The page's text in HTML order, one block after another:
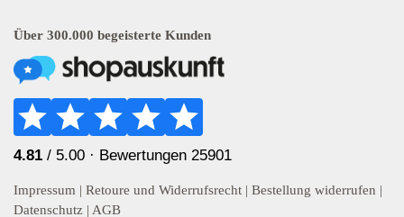
Über 300.000 begeisterte Kunden
4.81 / 5.00 · Bewertungen 25901
Impressum | Retoure und Widerrufsrecht | Bestellung widerrufen |
Datenschutz | AGB